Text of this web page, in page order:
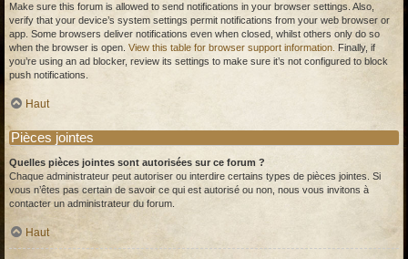
Make sure this forum is allowed to send notifications in your browser settings. Also,
verify that your device’s system settings permit notifications from your web browser or
app. Some browsers deliver notifications even when closed, whilst others only do so
when the browser is open. View this table for browser support information.
Finally, if
you’re using an ad blocker, review its settings to make sure it’s not configured to block
push notifications.
Haut
Pièces jointes
Quelles pièces jointes sont autorisées sur ce forum ?
Chaque administrateur peut autoriser ou interdire certains types de pièces jointes. Si
vous n’êtes pas certain de savoir ce qui est autorisé ou non, nous vous invitons à
contacter un administrateur du forum.
Haut